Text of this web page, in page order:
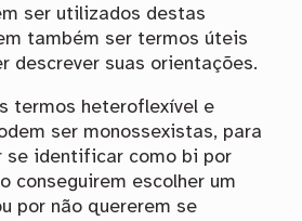
ser utilizados destas
também ser termos úteis
descrever suas orientações.
termos heteroflexível e
ser monossexistas, para
se identificar como bi por
conseguirem escolher um
por não quererem se